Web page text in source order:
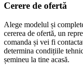
Cerere de ofertă
Alege modelul și
cererea de ofertă, un
comanda și vei fi
determina condițiile
șemineu la tine acasă.